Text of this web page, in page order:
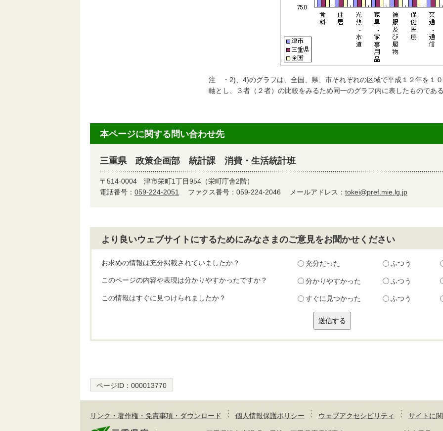
注 ・2)、4)のグラフは、全国、県、市それぞれの区域で平成１２年を１
軸とし、３者（２者）の比較をみるため同一のグラフ内に表したものであ
本ページに関する問い合わせ先
三重県 政策企画部 統計課 消費・生活統計班
〒514-0004 津市栄町1丁目954（栄町庁舎2階）
電話番号： 059-224-2051 ファクス番号：059-224-2046 メールアドレス： tokei@pref.mie.lg.jp
より良いウェブサイトにするためにみなさまのご意見をお聞かせください
お求めの情報は充分掲載されていましたか？ 充分だった ふつう
このページの内容や表現は分かりやすかったですか？ 分かりやすかった ふつう
この情報はすぐに見つけられましたか？ すぐに見つかった ふつう
ページID： 000013770
リンク・著作権・免責事項・ダウンロード 個人情報保護ポリシー ウェブアクセシビリティ サイトに